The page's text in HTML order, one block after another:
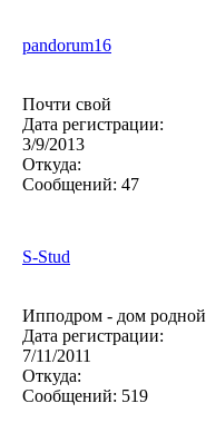
pandorum16
Почти свой
Дата регистрации:
3/9/2013
Откуда:
Сообщений: 47
S-Stud
Ипподром - дом родной
Дата регистрации:
7/11/2011
Откуда:
Сообщений: 519